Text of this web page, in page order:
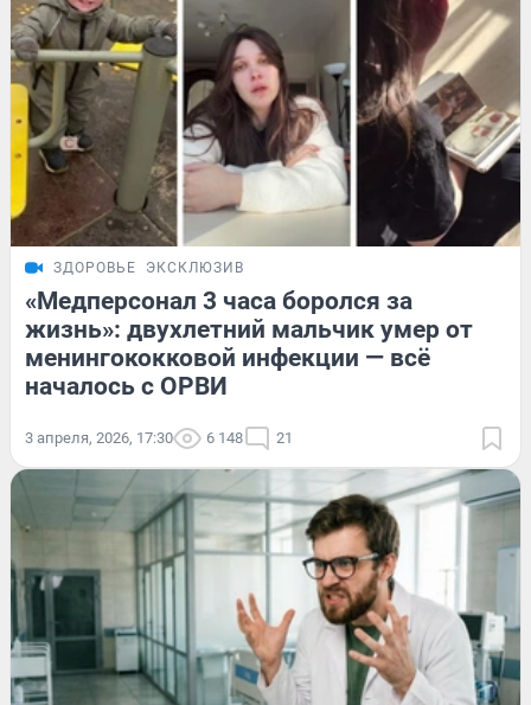
ЗДОРОВЬЕ ЭКСКЛЮЗИВ
«Медперсонал 3 часа боролся за
жизнь»: двухлетний мальчик умер от
менингококковой инфекции — всё
началось с ОРВИ
3 апреля, 2026, 17:30 6 148 21